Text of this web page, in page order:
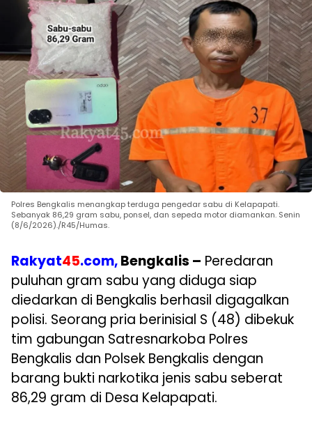
Polres Bengkalis menangkap terduga pengedar sabu di Kelapapati.
Sebanyak 86,29 gram sabu, ponsel, dan sepeda motor diamankan. Senin
(8/6/2026)./R45/Humas.
Rakyat45.com,Bengkalis – Peredaran
puluhan gram sabu yang diduga siap
diedarkan di Bengkalis berhasil digagalkan
polisi. Seorang pria berinisial S (48) dibekuk
tim gabungan Satresnarkoba Polres
Bengkalis dan Polsek Bengkalis dengan
barang bukti narkotika jenis sabu seberat
86,29 gram di Desa Kelapapati.